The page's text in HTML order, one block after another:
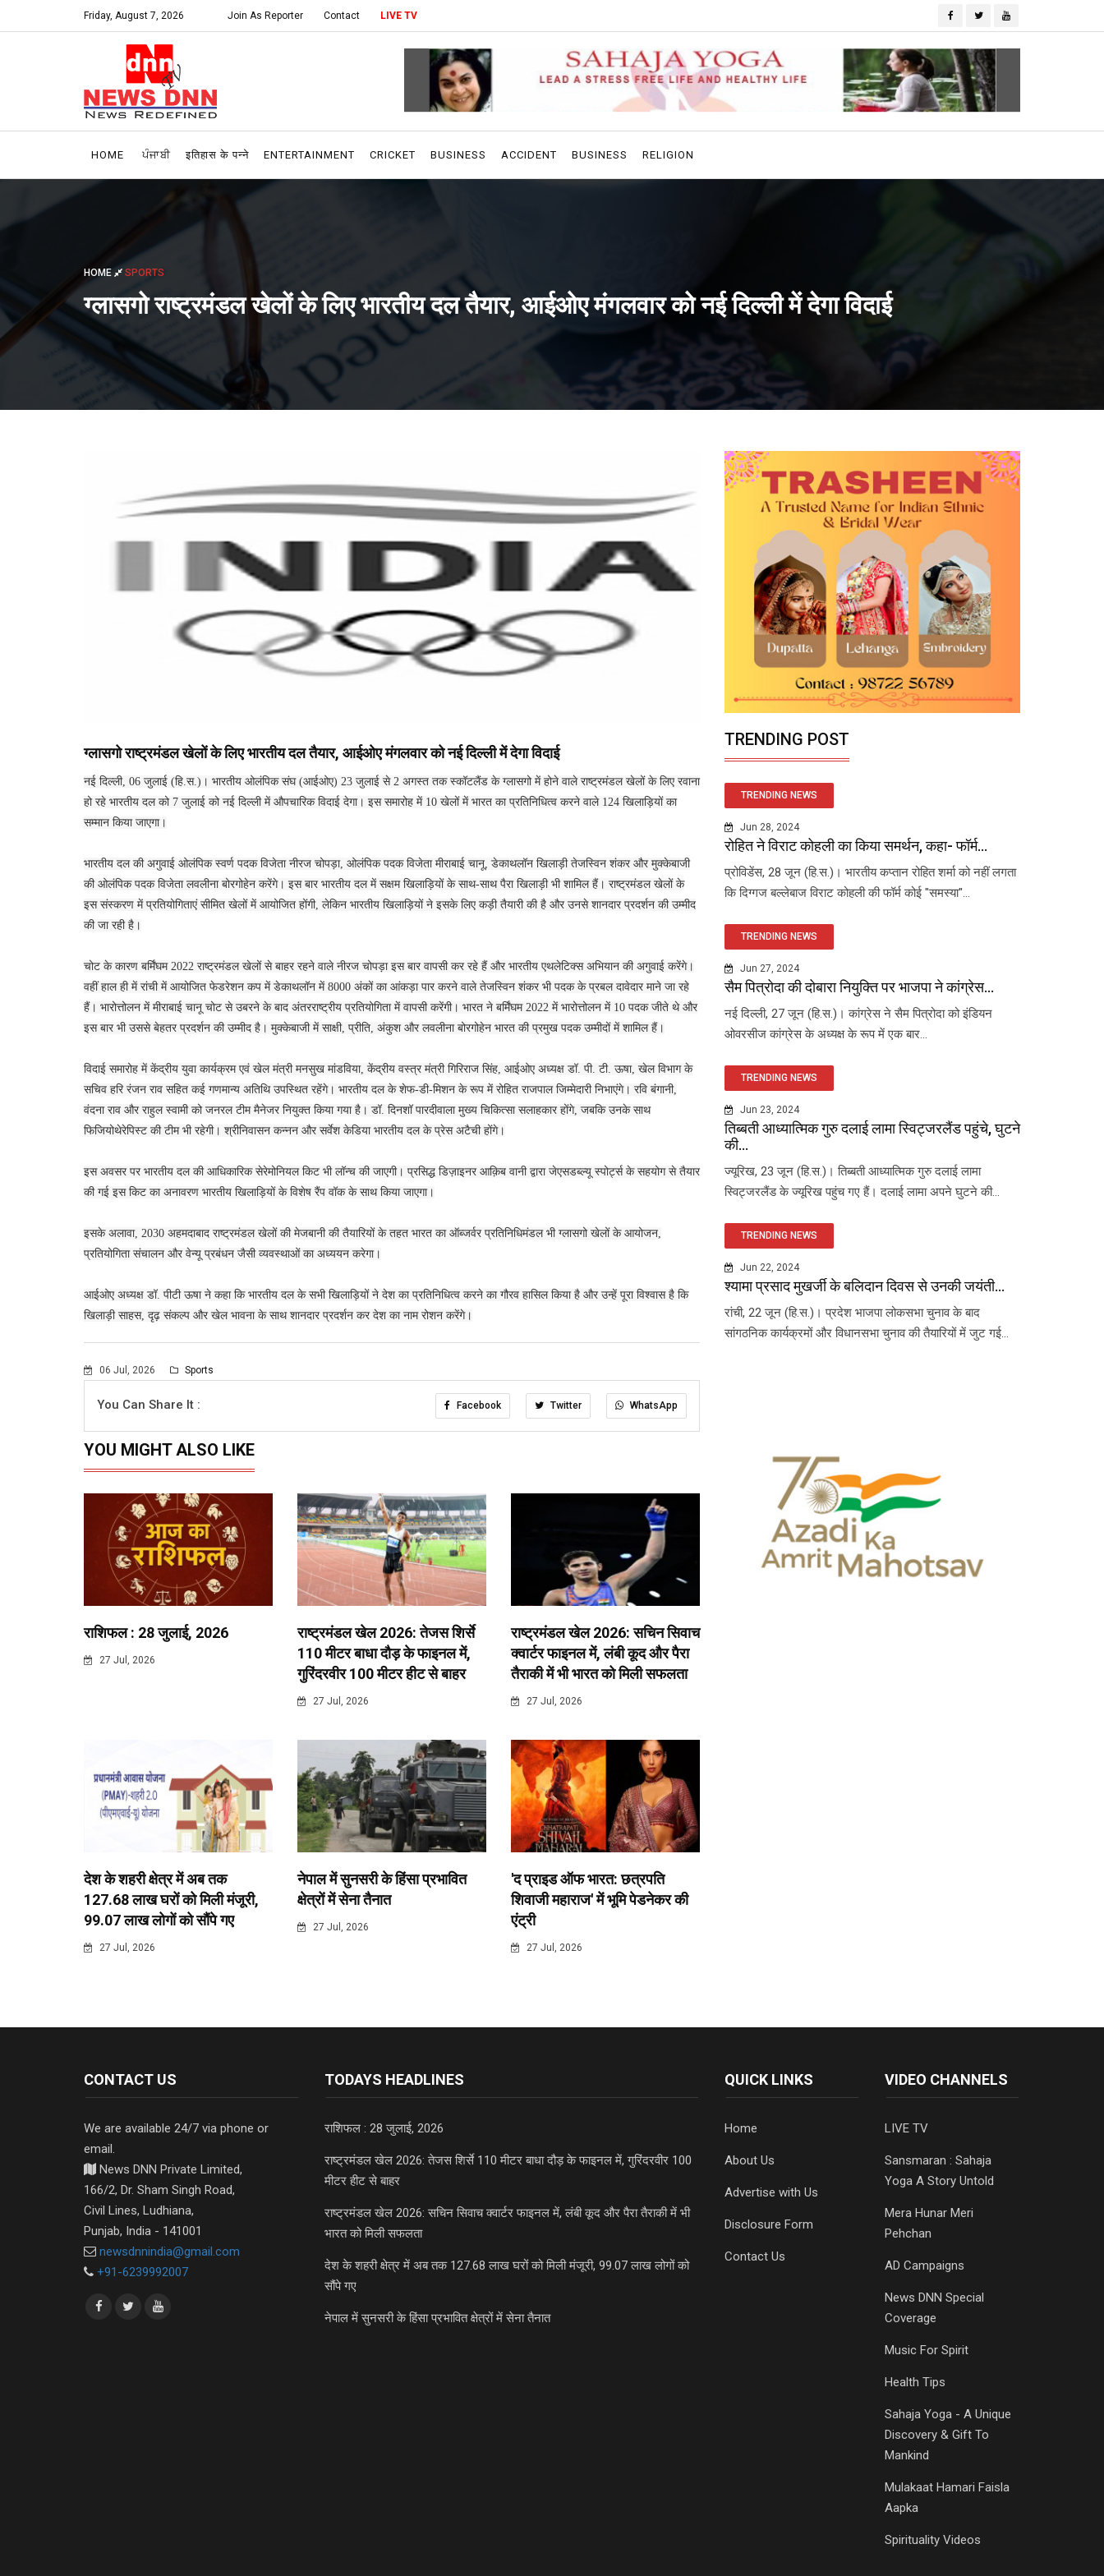
Friday, August 7, 2026 Join As Reporter Contact LIVE TV
HOME ਪੰਜਾਬੀ इतिहास के पन्ने ENTERTAINMENT CRICKET BUSINESS ACCIDENT BUSINESS RELIGION
HOME SPORTS
ग्लासगो राष्ट्रमंडल खेलों के लिए भारतीय दल तैयार, आईओए मंगलवार को नई दिल्ली में देगा विदाई
ग्लासगो राष्ट्रमंडल खेलों के लिए भारतीय दल तैयार, आईओए मंगलवार को नई दिल्ली में देगा विदाई
नई दिल्ली, 06 जुलाई (हि.स.)। भारतीय ओलंपिक संघ (आईओए) 23 जुलाई से 2 अगस्त तक स्कॉटलैंड के ग्लासगो में होने वाले राष्ट्रमंडल खेलों के लिए रवाना
हो रहे भारतीय दल को 7 जुलाई को नई दिल्ली में औपचारिक विदाई देगा। इस समारोह में 10 खेलों में भारत का प्रतिनिधित्व करने वाले 124 खिलाड़ियों का
सम्मान किया जाएगा।
भारतीय दल की अगुवाई ओलंपिक स्वर्ण पदक विजेता नीरज चोपड़ा, ओलंपिक पदक विजेता मीराबाई चानू, डेकाथलॉन खिलाड़ी तेजस्विन शंकर और मुक्केबाजी
की ओलंपिक पदक विजेता लवलीना बोरगोहेन करेंगे। इस बार भारतीय दल में सक्षम खिलाड़ियों के साथ-साथ पैरा खिलाड़ी भी शामिल हैं। राष्ट्रमंडल खेलों के
इस संस्करण में प्रतियोगिताएं सीमित खेलों में आयोजित होंगी, लेकिन भारतीय खिलाड़ियों ने इसके लिए कड़ी तैयारी की है और उनसे शानदार प्रदर्शन की उम्मीद
की जा रही है।
चोट के कारण बर्मिंघम 2022 राष्ट्रमंडल खेलों से बाहर रहने वाले नीरज चोपड़ा इस बार वापसी कर रहे हैं और भारतीय एथलेटिक्स अभियान की अगुवाई करेंगे।
वहीं हाल ही में रांची में आयोजित फेडरेशन कप में डेकाथलॉन में 8000 अंकों का आंकड़ा पार करने वाले तेजस्विन शंकर भी पदक के प्रबल दावेदार माने जा रहे
हैं। भारोत्तोलन में मीराबाई चानू चोट से उबरने के बाद अंतरराष्ट्रीय प्रतियोगिता में वापसी करेंगी। भारत ने बर्मिंघम 2022 में भारोत्तोलन में 10 पदक जीते थे और
इस बार भी उससे बेहतर प्रदर्शन की उम्मीद है। मुक्केबाजी में साक्षी, प्रीति, अंकुश और लवलीना बोरगोहेन भारत की प्रमुख पदक उम्मीदों में शामिल हैं।
विदाई समारोह में केंद्रीय युवा कार्यक्रम एवं खेल मंत्री मनसुख मांडविया, केंद्रीय वस्त्र मंत्री गिरिराज सिंह, आईओए अध्यक्ष डॉ. पी. टी. ऊषा, खेल विभाग के
सचिव हरि रंजन राव सहित कई गणमान्य अतिथि उपस्थित रहेंगे। भारतीय दल के शेफ-डी-मिशन के रूप में रोहित राजपाल जिम्मेदारी निभाएंगे। रवि बंगानी,
वंदना राव और राहुल स्वामी को जनरल टीम मैनेजर नियुक्त किया गया है। डॉ. दिनशॉ पारदीवाला मुख्य चिकित्सा सलाहकार होंगे, जबकि उनके साथ
फिजियोथेरेपिस्ट की टीम भी रहेगी। श्रीनिवासन कन्नन और सर्वेश केडिया भारतीय दल के प्रेस अटैची होंगे।
इस अवसर पर भारतीय दल की आधिकारिक सेरेमोनियल किट भी लॉन्च की जाएगी। प्रसिद्ध डिज़ाइनर आक़िब वानी द्वारा जेएसडब्ल्यू स्पोर्ट्स के सहयोग से तैयार
की गई इस किट का अनावरण भारतीय खिलाड़ियों के विशेष रैंप वॉक के साथ किया जाएगा।
इसके अलावा, 2030 अहमदाबाद राष्ट्रमंडल खेलों की मेजबानी की तैयारियों के तहत भारत का ऑब्जर्वर प्रतिनिधिमंडल भी ग्लासगो खेलों के आयोजन,
प्रतियोगिता संचालन और वेन्यू प्रबंधन जैसी व्यवस्थाओं का अध्ययन करेगा।
आईओए अध्यक्ष डॉ. पीटी ऊषा ने कहा कि भारतीय दल के सभी खिलाड़ियों ने देश का प्रतिनिधित्व करने का गौरव हासिल किया है और उन्हें पूरा विश्वास है कि
खिलाड़ी साहस, दृढ़ संकल्प और खेल भावना के साथ शानदार प्रदर्शन कर देश का नाम रोशन करेंगे।
06 Jul, 2026 Sports
You Can Share It : Facebook Twitter WhatsApp
YOU MIGHT ALSO LIKE
राशिफल : 28 जुलाई, 2026
27 Jul, 2026
राष्ट्रमंडल खेल 2026: तेजस शिर्से
110 मीटर बाधा दौड़ के फाइनल में,
गुरिंदरवीर 100 मीटर हीट से बाहर
27 Jul, 2026
राष्ट्रमंडल खेल 2026: सचिन सिवाच
क्वार्टर फाइनल में, लंबी कूद और पैरा
तैराकी में भी भारत को मिली सफलता
27 Jul, 2026
देश के शहरी क्षेत्र में अब तक
127.68 लाख घरों को मिली मंजूरी,
99.07 लाख लोगों को सौंपे गए
27 Jul, 2026
नेपाल में सुनसरी के हिंसा प्रभावित
क्षेत्रों में सेना तैनात
27 Jul, 2026
'द प्राइड ऑफ भारत: छत्रपति
शिवाजी महाराज' में भूमि पेडनेकर की
एंट्री
27 Jul, 2026
TRENDING POST
TRENDING NEWS
Jun 28, 2024
रोहित ने विराट कोहली का किया समर्थन, कहा- फॉर्म...
प्रोविडेंस, 28 जून (हि.स.)। भारतीय कप्तान रोहित शर्मा को नहीं लगता
कि दिग्गज बल्लेबाज विराट कोहली की फॉर्म कोई "समस्या"...
TRENDING NEWS
Jun 27, 2024
सैम पित्रोदा की दोबारा नियुक्ति पर भाजपा ने कांग्रेस...
नई दिल्ली, 27 जून (हि.स.)। कांग्रेस ने सैम पित्रोदा को इंडियन
ओवरसीज कांग्रेस के अध्यक्ष के रूप में एक बार...
TRENDING NEWS
Jun 23, 2024
तिब्बती आध्यात्मिक गुरु दलाई लामा स्विट्जरलैंड पहुंचे, घुटने
की...
ज्यूरिख, 23 जून (हि.स.)। तिब्बती आध्यात्मिक गुरु दलाई लामा
स्विट्जरलैंड के ज्यूरिख पहुंच गए हैं। दलाई लामा अपने घुटने की...
TRENDING NEWS
Jun 22, 2024
श्यामा प्रसाद मुखर्जी के बलिदान दिवस से उनकी जयंती...
रांची, 22 जून (हि.स.)। प्रदेश भाजपा लोकसभा चुनाव के बाद
सांगठनिक कार्यक्रमों और विधानसभा चुनाव की तैयारियों में जुट गई...
CONTACT US
We are available 24/7 via phone or
email.
News DNN Private Limited,
166/2, Dr. Sham Singh Road,
Civil Lines, Ludhiana,
Punjab, India - 141001
newsdnnindia@gmail.com
+91-6239992007
TODAYS HEADLINES
राशिफल : 28 जुलाई, 2026
राष्ट्रमंडल खेल 2026: तेजस शिर्से 110 मीटर बाधा दौड़ के फाइनल में, गुरिंदरवीर 100
मीटर हीट से बाहर
राष्ट्रमंडल खेल 2026: सचिन सिवाच क्वार्टर फाइनल में, लंबी कूद और पैरा तैराकी में भी
भारत को मिली सफलता
देश के शहरी क्षेत्र में अब तक 127.68 लाख घरों को मिली मंजूरी, 99.07 लाख लोगों को
सौंपे गए
नेपाल में सुनसरी के हिंसा प्रभावित क्षेत्रों में सेना तैनात
QUICK LINKS
Home
About Us
Advertise with Us
Disclosure Form
Contact Us
VIDEO CHANNELS
LIVE TV
Sansmaran : Sahaja
Yoga A Story Untold
Mera Hunar Meri
Pehchan
AD Campaigns
News DNN Special
Coverage
Music For Spirit
Health Tips
Sahaja Yoga - A Unique
Discovery & Gift To
Mankind
Mulakaat Hamari Faisla
Aapka
Spirituality Videos